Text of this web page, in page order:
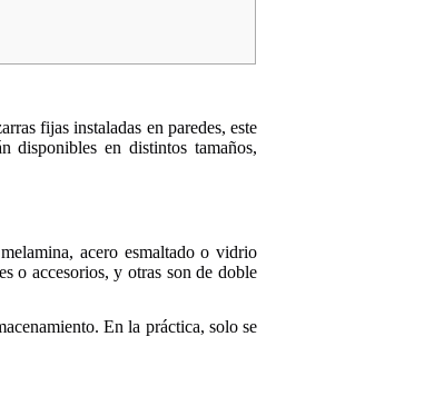
fijas instaladas en paredes, este
disponibles en distintos tamaños,
acero esmaltado o vidrio
o accesorios, y otras son de doble
En la práctica, solo se